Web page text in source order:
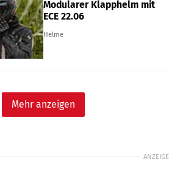
Modularer Klapphelm mit
ECE 22.06
Helme
Mehr anzeigen
ANZEIGE